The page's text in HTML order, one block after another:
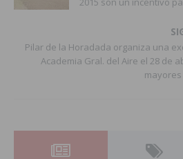
Pilar de la Horadada organiza una
Academia Gral. del Aire el 28 de